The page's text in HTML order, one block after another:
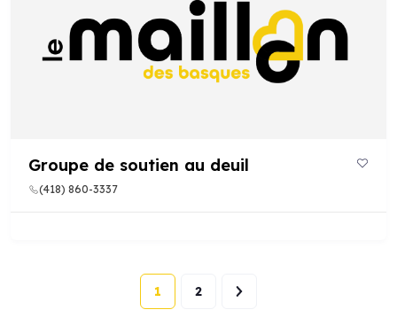
Groupe de soutien au deuil
(418) 860-3337
1 2